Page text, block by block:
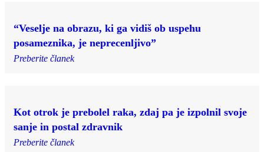
“Veselje na obrazu, ki ga vidiš ob uspehu
posameznika, je neprecenljivo”
Preberite članek
Kot otrok je prebolel raka, zdaj pa je izpolnil svoje
sanje in postal zdravnik
Preberite članek